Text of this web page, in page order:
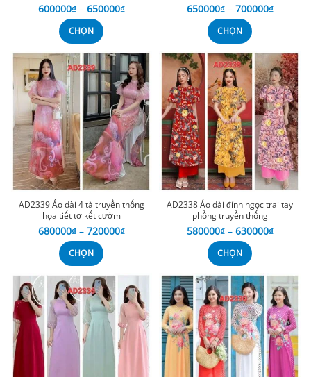
600000₫ – 650000₫
CHỌN
650000₫ – 700000₫
CHỌN
AD2339 Áo dài 4 tà truyền thống
họa tiết tơ kết cườm
680000₫ – 720000₫
CHỌN
AD2338 Áo dài đính ngọc trai tay
phồng truyền thống
580000₫ – 630000₫
CHỌN